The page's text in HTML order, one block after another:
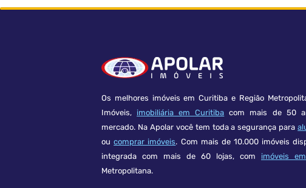
Os melhores imóveis em Curitiba e Região
Imóveis, imobiliária em Curitiba com mais de 50
mercado. Na Apolar você tem toda a segurança para
oucomprar imóveis. Com mais de 10.000 imóveis
integrada com mais de 60 lojas, com imóveis
Metropolitana.